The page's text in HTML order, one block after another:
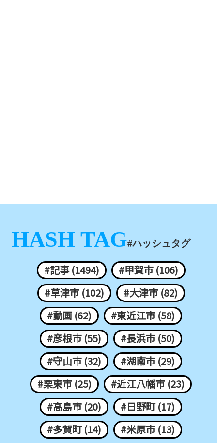
HASH TAG#ハッシュタグ
#記事 (1494)
#甲賀市 (106)
#草津市 (102)
#大津市 (82)
#動画 (62)
#東近江市 (58)
#彦根市 (55)
#長浜市 (50)
#守山市 (32)
#湖南市 (29)
#栗東市 (25)
#近江八幡市 (23)
#高島市 (20)
#日野町 (17)
#多賀町 (14)
#米原市 (13)